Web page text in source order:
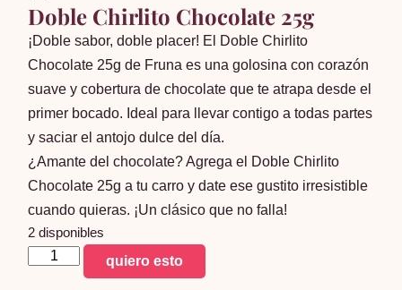
Doble Chirlito Chocolate 25g
¡Doble sabor, doble placer! El Doble Chirlito
Chocolate 25g de Fruna es una golosina con corazón
suave y cobertura de chocolate que te atrapa desde el
primer bocado. Ideal para llevar contigo a todas partes
y saciar el antojo dulce del día.
¿Amante del chocolate? Agrega el Doble Chirlito
Chocolate 25g a tu carro y date ese gustito irresistible
cuando quieras. ¡Un clásico que no falla!
2 disponibles
Doble
quiero esto